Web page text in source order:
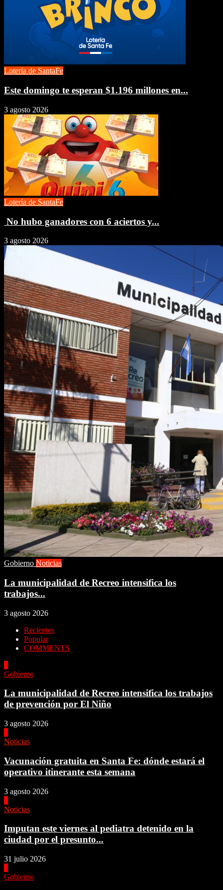
Lotería de SantaFe
Este domingo te esperan $1.196 millones en...
3 agosto 2026
Lotería de SantaFe
No hubo ganadores con 6 aciertos y...
3 agosto 2026
Gobierno Noticias
La municipalidad de Recreo intensifica los
trabajos...
3 agosto 2026
Recientes
Popular
COMMENTS
Gobierno
La municipalidad de Recreo intensifica los trabajos
de prevención por El Niño
3 agosto 2026
Noticias
Vacunación gratuita en Santa Fe: dónde estará el
operativo itinerante esta semana
3 agosto 2026
Noticias
Imputan este viernes al pediatra detenido en la
ciudad por el presunto...
31 julio 2026
Gobierno